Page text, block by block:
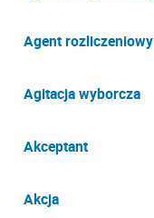
Agent rozliczeniowy
Agitacja wyborcza
Akceptant
Akcja